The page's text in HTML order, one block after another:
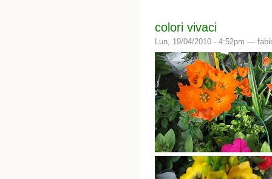
colori vivaci
Lun, 19/04/2010 - 4:52pm —